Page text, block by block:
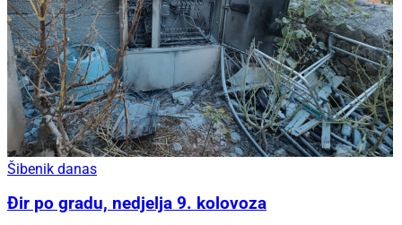
Šibenik danas
Đir po gradu, nedjelja 9. kolovoza